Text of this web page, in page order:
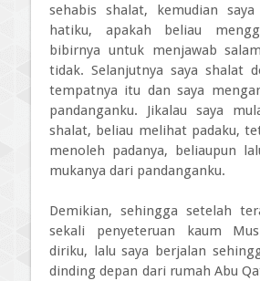
sehabis shalat, kemudian
hatiku, apakah beliau
bibirnya untuk menjawab
tidak. Selanjutnya saya shalat
tempatnya itu dan saya
pandanganku. Jikalau saya
shalat, beliau melihat padaku,
menoleh padanya, beliaupun
mukanya dari pandanganku.
Demikian, sehingga setelah
sekali penyeteruan kaum
diriku, lalu saya berjalan
dinding depan dari rumah Abu